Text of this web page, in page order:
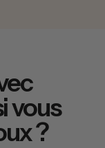
vous
?